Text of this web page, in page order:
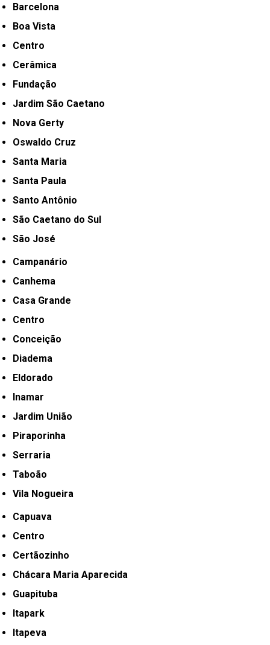
Barcelona
Boa Vista
Centro
Cerâmica
Fundação
Jardim São Caetano
Nova Gerty
Oswaldo Cruz
Santa Maria
Santa Paula
Santo Antônio
São Caetano do Sul
São José
Campanário
Canhema
Casa Grande
Centro
Conceição
Diadema
Eldorado
Inamar
Jardim União
Piraporinha
Serraria
Taboão
Vila Nogueira
Capuava
Centro
Certãozinho
Chácara Maria Aparecida
Guapituba
Itapark
Itapeva